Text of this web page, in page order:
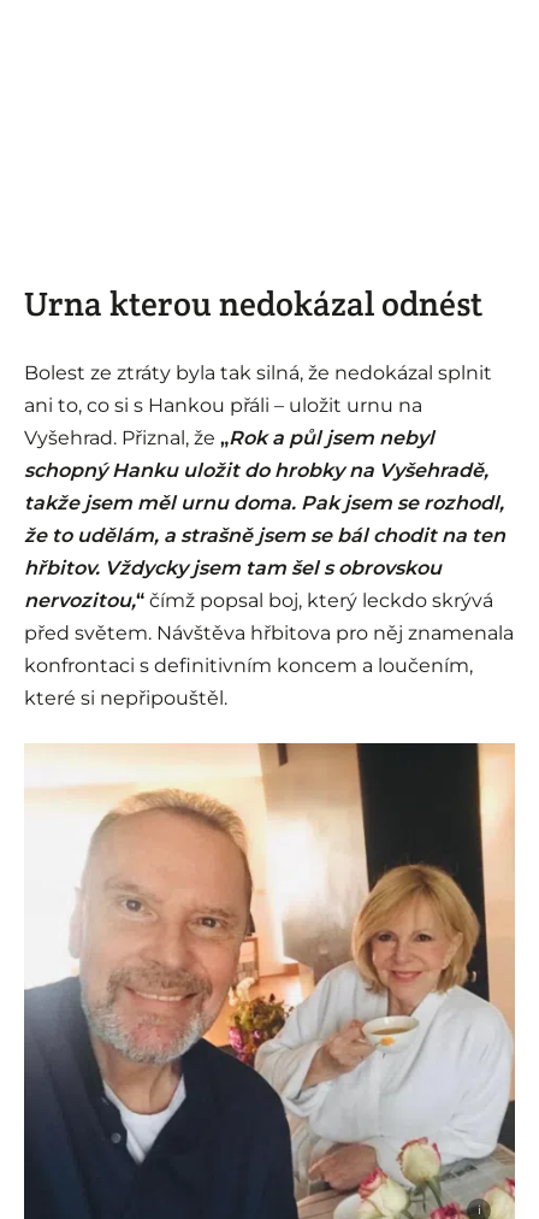
Urna kterou nedokázal odnést
Bolest ze ztráty byla tak silná, že nedokázal splnit
ani to, co si s Hankou přáli – uložit urnu na
Vyšehrad. Přiznal, že „Rok a půl jsem nebyl
schopný Hanku uložit do hrobky na Vyšehradě,
takže jsem měl urnu doma. Pak jsem se rozhodl,
že to udělám, a strašně jsem se bál chodit na ten
hřbitov. Vždycky jsem tam šel s obrovskou
nervozitou,“ čímž popsal boj, který leckdo skrývá
před světem. Návštěva hřbitova pro něj znamenala
konfrontaci s definitivním koncem a loučením,
které si nepřipouštěl.
i